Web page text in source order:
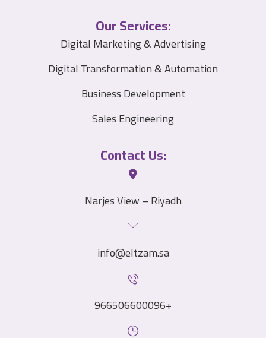
Our Services:
Digital Marketing & Advertising
Digital Transformation & Automation
Business Development
Sales Engineering
Contact Us:
Narjes View – Riyadh
info@eltzam.sa
966506600096+